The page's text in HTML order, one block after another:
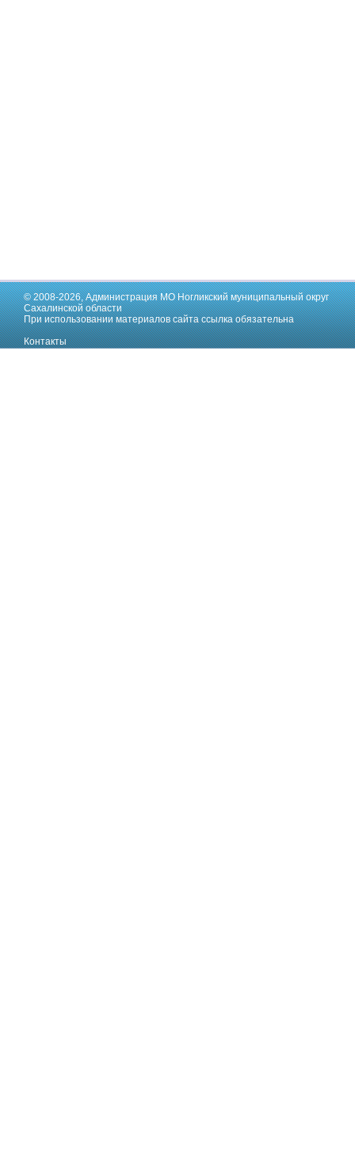
© 2008-2026,Администрация МО Ногликский муниципальный округ
Сахалинской области
При использовании материалов сайта ссылка обязательна
Контакты